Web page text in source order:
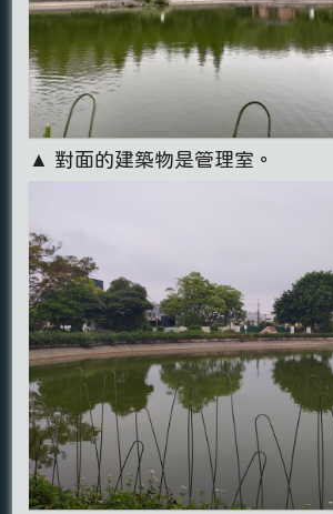
▲ 對面的建築物是管理室。